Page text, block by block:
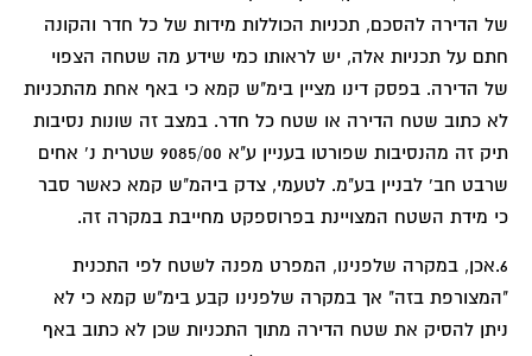
של הדירה להסכם, תכניות הכוללות מידות של כל חדר והקונה
חתם על תכניות אלה, יש לראותו כמי שידע מה שטחה הצפוי
של הדירה. בפסק דינו מציין בימ"ש קמא כי באף אחת מהתכניות
לא כתוב שטח הדירה או שטח כל חדר. במצב זה שונות נסיבות
תיק זה מהנסיבות שפורטו בעניין ע"א 9085/00 שטרית נ' אחים
שרבט חב' לבניין בע"מ. לטעמי, צדק ביהמ"ש קמא כאשר סבר
כי מידת השטח המצויינת בפרוספקט מחייבת במקרה זה.
6.אכן, במקרה שלפנינו, המפרט מפנה לשטח לפי התכנית
"המצורפת בזה" אך במקרה שלפנינו קבע בימ"ש קמא כי לא
ניתן להסיק את שטח הדירה מתוך התכניות שכן לא כתוב באף